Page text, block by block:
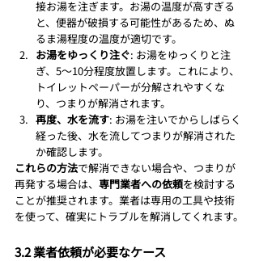
接お湯を注ぎます。お湯の温度が高すぎる
と、便器が破損する可能性があるため、ぬ
るま湯程度の温度が適切です。
お湯をゆっくり注ぐ: お湯をゆっくりと注
ぎ、5～10分程度放置します。これにより、
トイレットペーパーが分解されやすくな
り、つまりが解消されます。
再度、水を流す: お湯を注いでからしばらく
経った後、水を流してつまりが解消された
か確認します。
これらの方法で解消できない場合や、つまりが
再発する場合は、 専門業者への依頼を検討する
ことが推奨されます。業者は専用の工具や技術
を使って、確実にトラブルを解消してくれます。
3.2 業者依頼が必要なケース